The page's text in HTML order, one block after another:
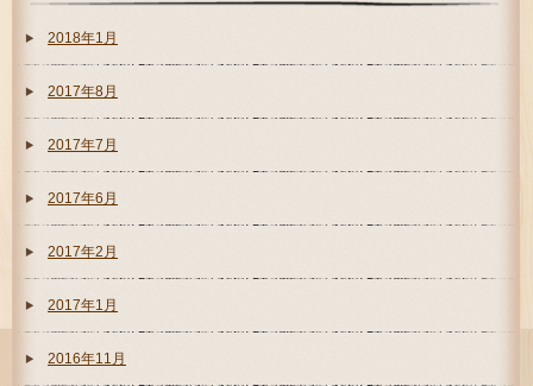
2018年1月
2017年8月
2017年7月
2017年6月
2017年2月
2017年1月
2016年11月